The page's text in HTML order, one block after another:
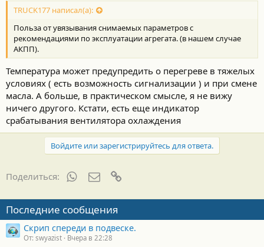
TRUCK177 написал(а):
Польза от увязывания снимаемых параметров с
рекомендациями по эксплуатации агрегата. (в нашем случае
АКПП).
Температура может предупредить о перегреве в тяжелых
условиях ( есть возможность сигнализации ) и при смене
масла. А больше, в практическом смысле, я не вижу
ничего другого. Кстати, есть еще индикатор
срабатывания вентилятора охлаждения
Войдите или зарегистрируйтесь для ответа.
Поделиться: WhatsAppЭлектронная почта
Последние сообщения
Скрип спереди в подвеске.
От: swyazist Вчера в 22:28